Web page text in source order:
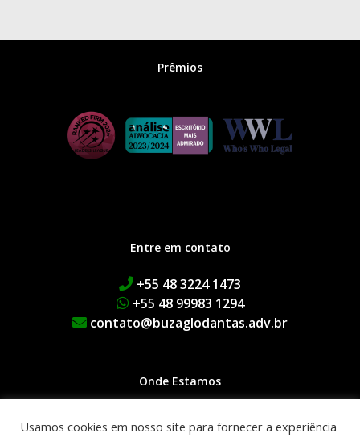
Prêmios
Entre em contato
+55 48 3224 1473
+55 48 99983 1294
contato@buzaglodantas.adv.br
Onde Estamos
Rua Adolfo Melo, 38 | Centro
Usamos cookies em nosso site para fornecer a experiência